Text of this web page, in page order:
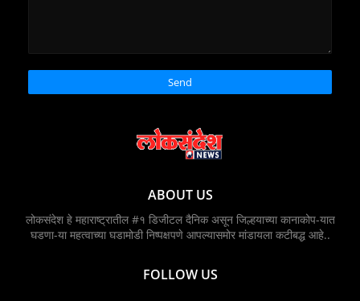
ABOUT US
लोकसंदेश हे महाराष्ट्रातील #१ डिजीटल दैनिक असून जिल्हयाच्या कानाकोप-यात
घडणा-या महत्वाच्या घडामोडी निष्पक्षपणे आपल्यासमोर मांडायला कटीबद्ध आहे..
FOLLOW US